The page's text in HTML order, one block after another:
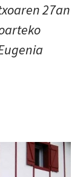
27an